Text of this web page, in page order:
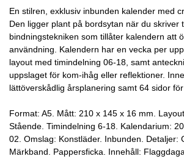
En stilren, exklusiv inbunden kalender med
Den ligger plant på bordsytan när du skriver
bindningstekniken som tillåter kalendern att
användning. Kalendern har en vecka per
layout med timindelning 06-18, samt
uppslaget för kom-ihåg eller reflektioner.
lättöverskådlig årsplanering samt 64 sidor
Format: A5. Mått: 210 x 145 x 16 mm.
Stående. Timindelning 6-18. Kalendarium:
02. Omslag: Konstläder. Inbunden. Detaljer:
Märkband. Pappersficka. Innehåll: